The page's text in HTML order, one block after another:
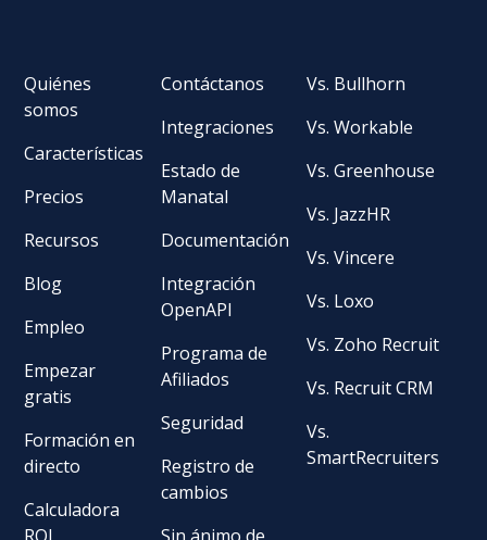
Quiénes
somos
Características
Precios
Recursos
Blog
Empleo
Empezar
gratis
Formación en
directo
Calculadora
Contáctanos
Integraciones
Estado de
Manatal
Documentación
Integración
OpenAPI
Programa de
Afiliados
Seguridad
Registro de
cambios
Vs. Bullhorn
Vs. Workable
Vs. Greenhouse
Vs. JazzHR
Vs. Vincere
Vs. Loxo
Vs. Zoho Recruit
Vs. Recruit CRM
Vs.
SmartRecruiters